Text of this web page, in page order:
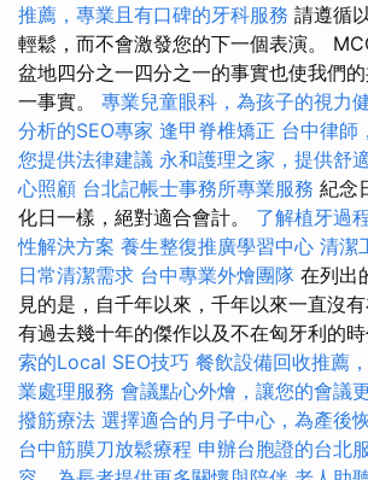
推薦，專業且有口碑的牙科服務 請遵循
輕鬆，而不會激發您的下一個表演。
盆地四分之一四分之一的事實也使我們
一事實。 專業兒童眼科，為孩子的視力
分析的SEO專家 逢甲脊椎矯正 台中律師
您提供法律建議 永和護理之家，提供舒
心照顧 台北記帳士事務所專業服務 紀念
化日一樣，絕對適合會計。 了解植牙過
性解決方案 養生整復推廣學習中心 清潔
日常清潔需求 台中專業外燴團隊 在列出
見的是，自千年以來，千年以來一直沒
有過去幾十年的傑作以及不在匈牙利的時
索的Local SEO技巧 餐飲設備回收推薦
業處理服務 會議點心外燴，讓您的會議
撥筋療法 選擇適合的月子中心，為產後
台中筋膜刀放鬆療程 申辦台胞證的台北